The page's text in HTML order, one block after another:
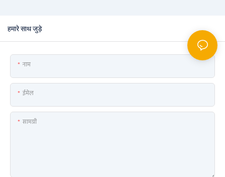
हमारे साथ जुड़े
नाम
ईमेल
सामग्री